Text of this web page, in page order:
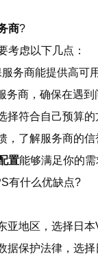
商?
考虑以下几点：
务商能提供高可用
商，确保在遇到
符合自己预算的
了解服务商的信
置能够满足你的需
有什么优缺点?
地区，选择日本
保护法律，选择